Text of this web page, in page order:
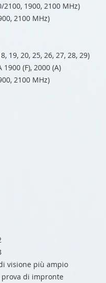
2100, 1900, 2100 MHz)
2100 MHz)
19, 20, 25, 26, 27, 28, 29)
1900 (F), 2000 (A)
2100 MHz)
visione più ampio
di impronte